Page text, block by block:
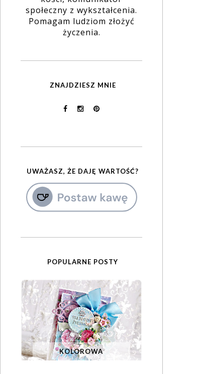
społeczny z wykształcenia.
Pomagam ludziom złożyć
życzenia.
ZNAJDZIESZ MNIE
UWAŻASZ, ŻE DAJĘ WARTOŚĆ?
POPULARNE POSTY
KOLOROWA